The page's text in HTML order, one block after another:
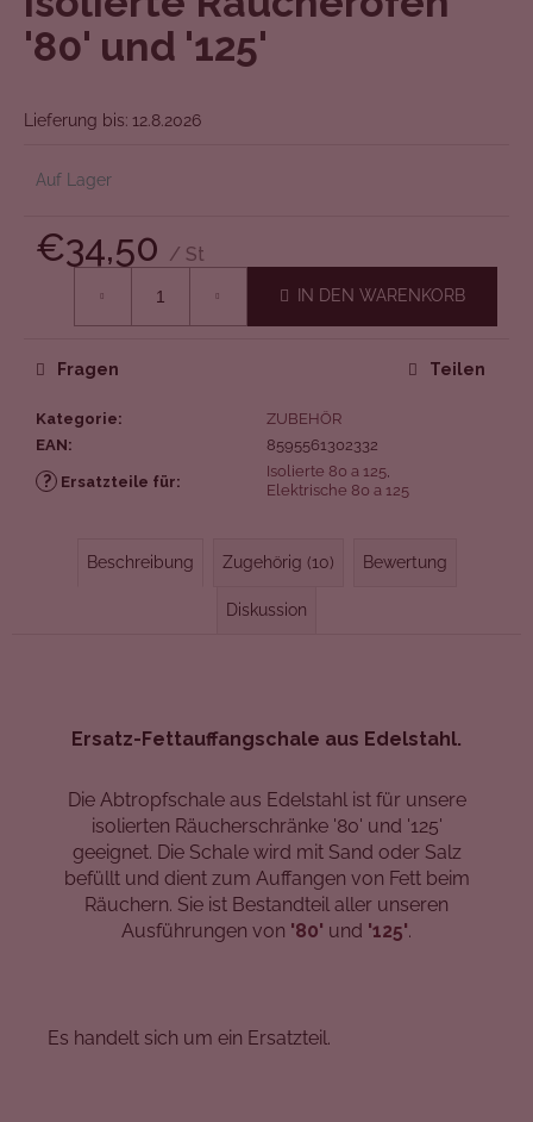
von
5
Sternen.
'80' und '125'
Lieferung bis: 12.8.2026
Auf Lager
€34,50 / St
IN DEN WARENKORB
Kategorie:
ZUBEHÖR
EAN: 8595561302332
? Ersatzteile für:
Isolierte 80 a 125
Elektrische 80 a 125
Fragen Teilen
Beschreibung Zugehörig (10) Bewertung
Diskussion
Ersatz-Fettauffangschale aus Edelstahl.
Die Abtropfschale aus Edelstahl ist für unsere
isolierten Räucherschränke '80' und '125'
geeignet. Die Schale wird mit Sand oder Salz
befüllt und dient zum Auffangen von Fett beim
Räuchern. Sie ist Bestandteil aller unseren
Ausführungen von '80' und '125'.
Es handelt sich um ein Ersatzteil.